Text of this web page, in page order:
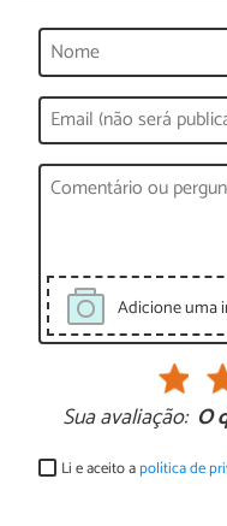
Adicione uma
Sua avaliação: O
Li e aceito apolítica de